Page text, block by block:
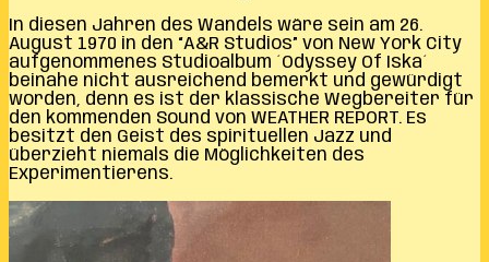
In diesen Jahren des Wandels wäre sein am 26.
August 1970 in den “A&R Studios” von New York City
aufgenommenes Studioalbum ´Odyssey Of Iska´
beinahe nicht ausreichend bemerkt und gewürdigt
worden, denn es ist der klassische Wegbereiter für
den kommenden Sound von WEATHER REPORT. Es
besitzt den Geist des spirituellen Jazz und
überzieht niemals die Möglichkeiten des
Experimentierens.